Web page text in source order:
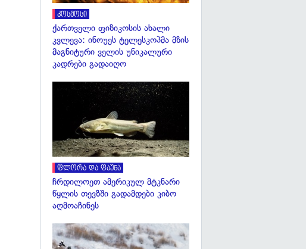
კოსმოსი
ქართველი ფიზიკოსის ახალი
კვლევა: ინოუეს ტელესკოპმა მზის
მაგნიტური ველის უნიკალური
კადრები გადაიღო
ფლორა და ფაუნა
ჩრდილოეთ ამერიკულ მტკნარი
წყლის თევზში გადამდები კიბო
აღმოაჩინეს